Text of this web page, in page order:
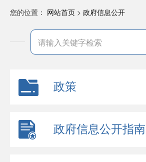
您的位置： 网站首页 > 政府信息公开
政策
政府信息公开指南